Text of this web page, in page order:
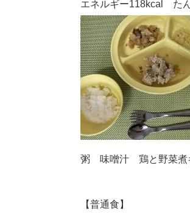
エネルギー118kcal た
粥 味噌汁 鶏と野菜煮
【普通食】